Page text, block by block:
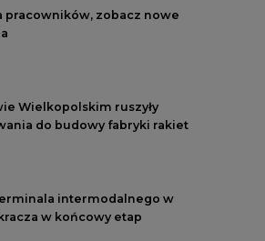
pracowników, zobacz nowe
Wielkopolskim ruszyły
do budowy fabryki rakiet
intermodalnego w
w końcowy etap